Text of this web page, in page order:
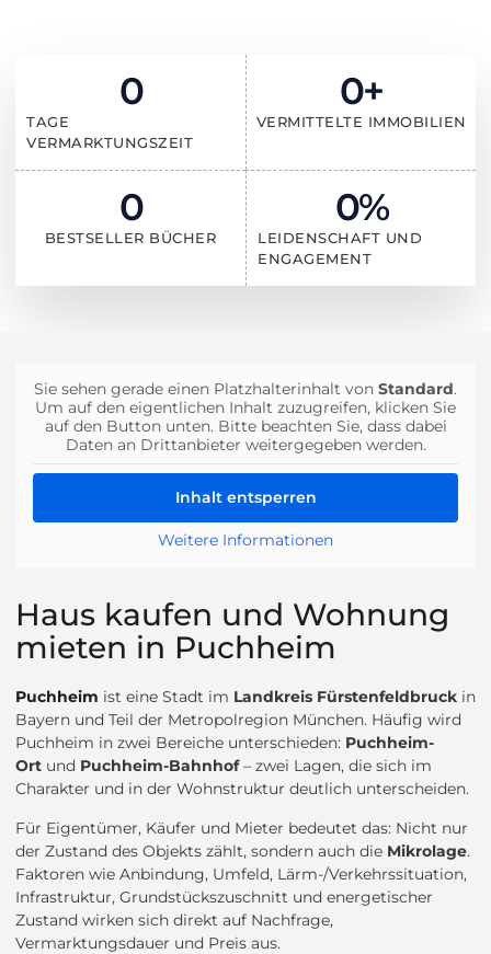
TAGE
VERMARKTUNGSZEIT
0
VERMITTELTE IMMOBILIEN
0+
BESTSELLER BÜCHER
0
LEIDENSCHAFT UND
ENGAGEMENT
0%
Sie sehen gerade einen Platzhalterinhalt von Standard.
Um auf den eigentlichen Inhalt zuzugreifen, klicken Sie
auf den Button unten. Bitte beachten Sie, dass dabei
Daten an Drittanbieter weitergegeben werden.
Inhalt entsperren
Weitere Informationen
Haus kaufen und Wohnung
mieten in Puchheim
Puchheim ist eine Stadt im Landkreis Fürstenfeldbruck in
Bayern und Teil der Metropolregion München. Häufig wird
Puchheim in zwei Bereiche unterschieden: Puchheim-
Ort und Puchheim-Bahnhof– zwei Lagen, die sich im
Charakter und in der Wohnstruktur deutlich unterscheiden.
Für Eigentümer, Käufer und Mieter bedeutet das: Nicht nur
der Zustand des Objekts zählt, sondern auch die Mikrolage.
Faktoren wie Anbindung, Umfeld, Lärm-/Verkehrssituation,
Infrastruktur, Grundstückszuschnitt und energetischer
Zustand wirken sich direkt auf Nachfrage,
Vermarktungsdauer und Preis aus.